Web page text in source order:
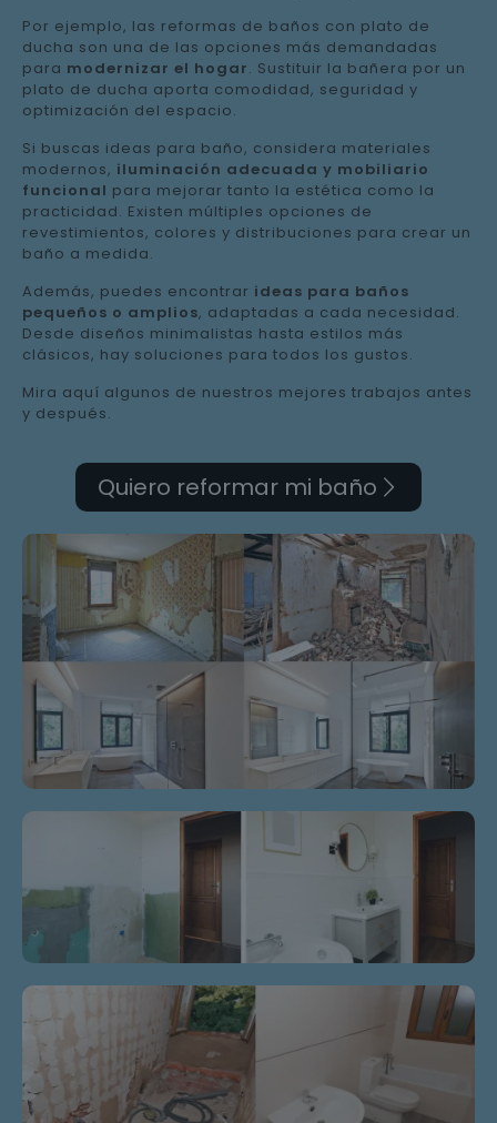
Por ejemplo, las reformas de baños con plato de
ducha son una de las opciones más demandadas
para modernizar el hogar. Sustituir la bañera por un
plato de ducha aporta comodidad, seguridad y
optimización del espacio.
Si buscas ideas para baño, considera materiales
modernos, iluminación adecuada y mobiliario
funcional para mejorar tanto la estética como la
practicidad. Existen múltiples opciones de
revestimientos, colores y distribuciones para crear un
baño a medida.
Además, puedes encontrar ideas para baños
pequeños o amplios, adaptadas a cada necesidad.
Desde diseños minimalistas hasta estilos más
clásicos, hay soluciones para todos los gustos.
Mira aquí algunos de nuestros mejores trabajos antes
y después.
Quiero reformar mi baño